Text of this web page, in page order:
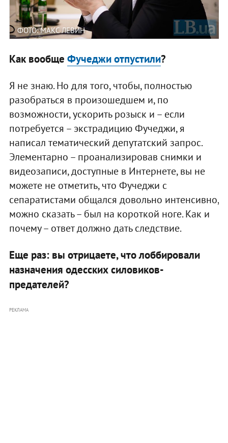
ФОТО: МАКС ЛЕВИН
Как вообще Фучеджи отпустили?
Я не знаю. Но для того, чтобы, полностью
разобраться в произошедшем и, по
возможности, ускорить розыск и – если
потребуется – экстрадицию Фучеджи, я
написал тематический депутатский запрос.
Элементарно – проанализировав снимки и
видеозаписи, доступные в Интернете, вы не
можете не отметить, что Фучеджи с
сепаратистами общался довольно интенсивно,
можно сказать – был на короткой ноге. Как и
почему – ответ должно дать следствие.
Еще раз: вы отрицаете, что лоббировали
назначения одесских силовиков-
предателей?
РЕКЛАМА